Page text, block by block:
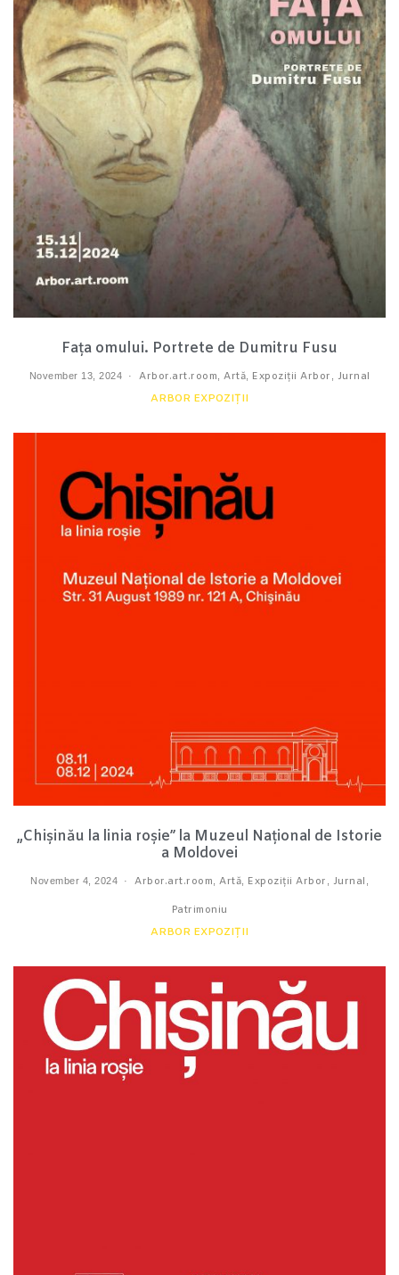
Fața omului. Portrete de Dumitru Fusu
November 13, 2024 Arbor.art.room Artă Expoziții Arbor Jurnal
ARBOR EXPOZIȚII
„Chișinău la linia roșie” la Muzeul Național de Istorie
a Moldovei
November 4, 2024 Arbor.art.room Artă Expoziții Arbor Jurnal
Patrimoniu
ARBOR EXPOZIȚII